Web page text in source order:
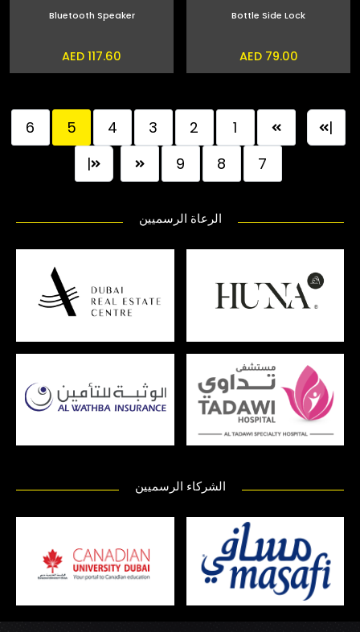
Bottle Side Lock
AED 79.00
Bluetooth Speaker
AED 117.60
|
1
2
3
4
5
6
7
8
9
|
الرعاة الرسميين
الشركاء الرسميين